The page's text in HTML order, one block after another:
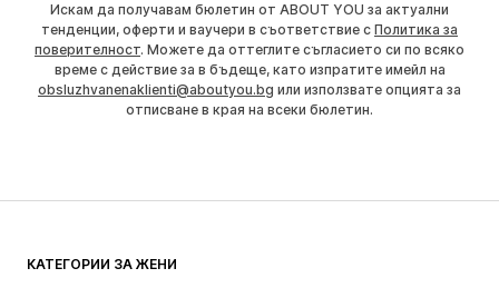
Искам да получавам бюлетин от ABOUT YOU за актуални
тенденции, оферти и ваучери в съответствие с Политика за
поверителност. Можете да оттеглите съгласието си по всяко
време с действие за в бъдеще, като изпратите имейл на
obsluzhvanenaklienti@aboutyou.bg или използвате опцията за
отписване в края на всеки бюлетин.
КАТЕГОРИИ ЗА ЖЕНИ